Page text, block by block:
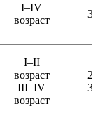
I–IV
возраст
3,0
I–II
возраст
III–IV
возраст
2,0
3,0